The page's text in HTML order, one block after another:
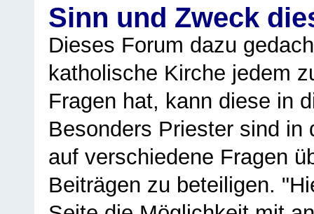
Sinn und Zweck
Dieses Forum dazu
katholische Kirche jedem
Fragen hat, kann diese in
Besonders Priester sind in
auf verschiedene Fragen
Beiträgen zu beteiligen.